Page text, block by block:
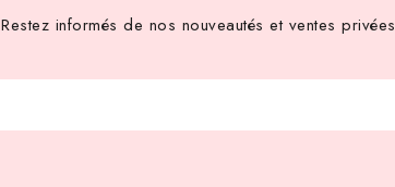
Restez informés de nos nouveautés et ventes privées